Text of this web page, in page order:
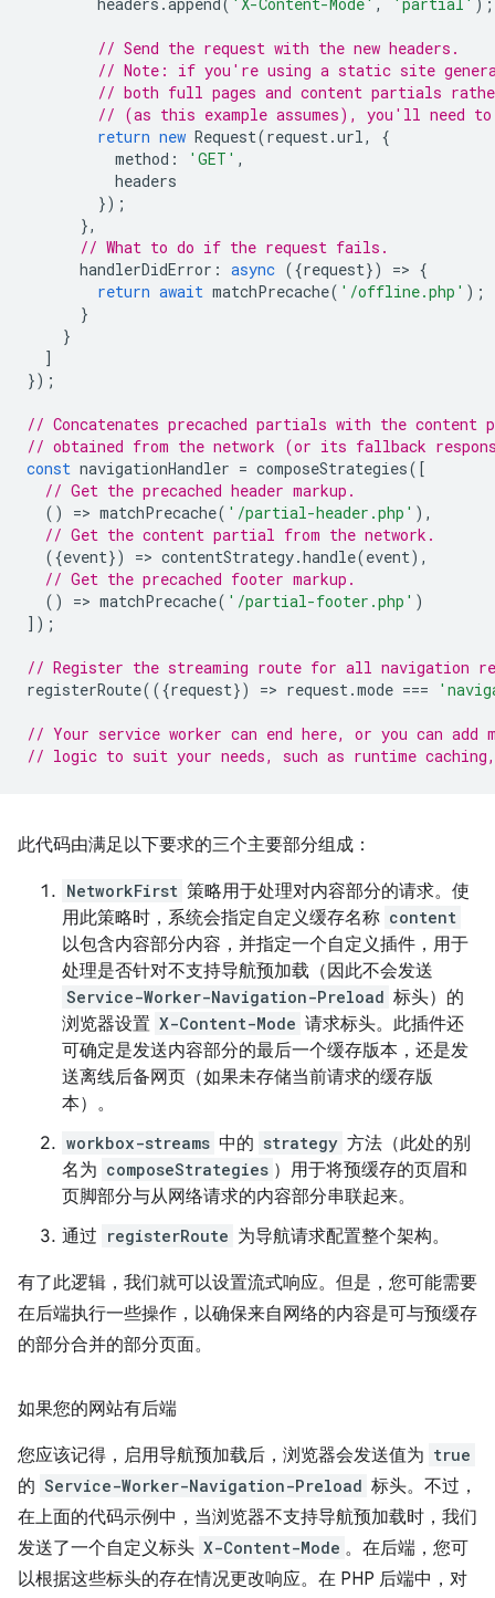
headers .append ( 'X-Content-Mode' , 'partial' );
// Send the request with the new headers.
// Note: if you're using a static site
// both full pages and content partials
// (as this example assumes), you'll need to
return new Request(request.url,
{
method : 'GET' ,
headers
});
},
// What to do if the request fails.
handlerDidError : async ({request}) => {
return await matchPrecache( '/offline.php' );
}
}
]
});
// Concatenates precached partials with the content
// obtained from the network (or its fallback
const navigationHandler = composeStrategies([
// Get the precached header markup.
()
=> matchPrecache( '/partial-header.php' ),
// Get the content partial from the network.
({event}) => contentStrategy.handle(event),
// Get the precached footer markup.
()
=> matchPrecache( '/partial-footer.php' )
]);
// Register the streaming route for all navigation
registerRoute(({request}) => request.mode ===
// Your service worker can end here, or you can add
// logic to suit your needs, such as runtime
此代码由满足以下要求的三个主要部分组成：
NetworkFirst 策略用于处理对内容部分的请求。使
用此策略时，系统会指定自定义缓存名称 content
以包含内容部分内容，并指定一个自定义插件，用于
处理是否针对不支持导航预加载（因此不会发送
Service-Worker-Navigation-Preload 标头）的
浏览器设置 X-Content-Mode 请求标头。此插件还
可确定是发送内容部分的最后一个缓存版本，还是发
送离线后备网页（如果未存储当前请求的缓存版
本）。
workbox-streams 中的 strategy 方法（此处的别
名为 composeStrategies ）用于将预缓存的页眉和
页脚部分与从网络请求的内容部分串联起来。
通过 registerRoute 为导航请求配置整个架构。
有了此逻辑，我们就可以设置流式响应。但是，您可能需要
在后端执行一些操作，以确保来自网络的内容是可与预缓存
的部分合并的部分页面。
如果您的网站有后端
您应该记得，启用导航预加载后，浏览器会发送值为 true
的 Service-Worker-Navigation-Preload 标头。不过，
在上面的代码示例中，当浏览器不支持导航预加载时，我们
发送了一个自定义标头 X-Content-Mode 。在后端，您可
以根据这些标头的存在情况更改响应。在 PHP 后端中，对